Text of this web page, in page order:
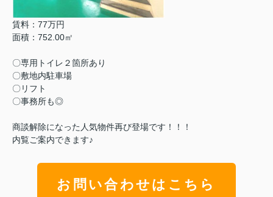
賃料：77万円
面積：752.00㎡
〇専用トイレ２箇所あり
〇敷地内駐車場
〇リフト
〇事務所も◎
商談解除になった人気物件再び登場です！！！
内覧ご案内できます♪
お問い合わせはこちら